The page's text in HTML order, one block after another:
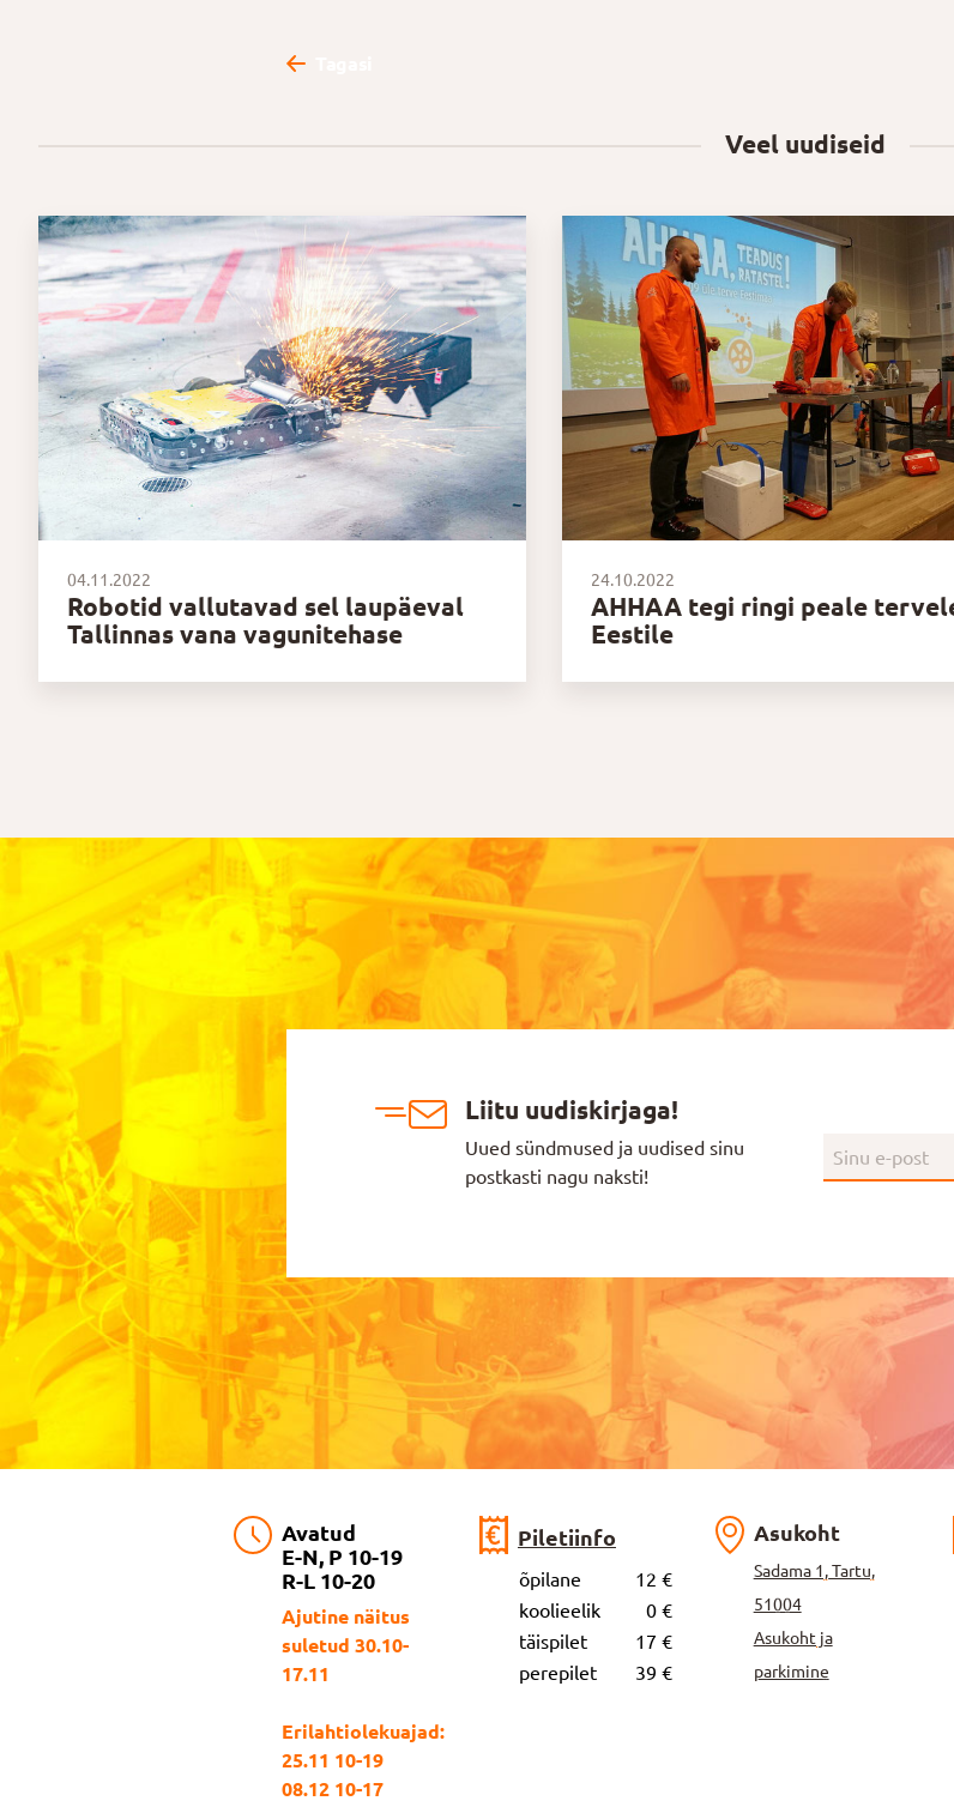
Veel uudiseid
04.11.2022
Robotid vallutavad sel laupäeval
Tallinnas vana vagunitehase
24.10.2022
AHHAA tegi ringi peale
Eestile
Liitu uudiskirjaga!
Uued sündmused ja uudised sinu
postkasti nagu naksti!
Avatud
E-N, P 10-19
R-L 10-20
Ajutine näitus
suletud 30.10-
17.11
Erilahtiolekuajad:
25.11 10-19
08.12 10-17
Piletiinfo
õpilane
12 €
koolieelik
0 €
täispilet
17 €
perepilet
39 €
Asukoht
Sadama 1, Tartu,
51004
Asukoht ja
parkimine